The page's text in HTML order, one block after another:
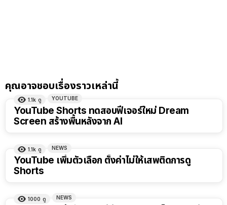
คุณอาจชอบเรื่องราวเหล่านี้
1.1k ดู YOUTUBE
YouTube Shorts ทดสอบฟีเจอร์ใหม่ Dream
Screen สร้างพื้นหลังจาก AI
1.1k ดู NEWS
YouTube เพิ่มตัวเลือก ตั้งค่าไม่ให้เสพติดการดู
Shorts
1000 ดู NEWS